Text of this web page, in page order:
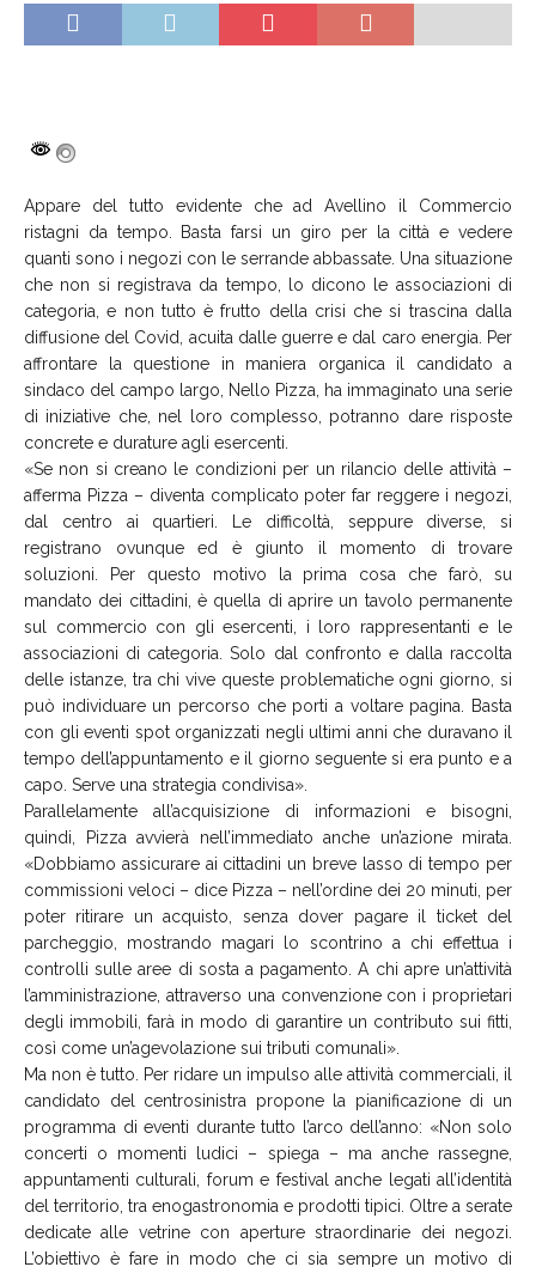
Appare del tutto evidente che ad Avellino il Commercio
ristagni da tempo. Basta farsi un giro per la città e vedere
quanti sono i negozi con le serrande abbassate. Una situazione
che non si registrava da tempo, lo dicono le associazioni di
categoria, e non tutto è frutto della crisi che si trascina dalla
diffusione del Covid, acuita dalle guerre e dal caro energia. Per
affrontare la questione in maniera organica il candidato a
sindaco del campo largo, Nello Pizza, ha immaginato una serie
di iniziative che, nel loro complesso, potranno dare risposte
concrete e durature agli esercenti.
«Se non si creano le condizioni per un rilancio delle attività –
afferma Pizza – diventa complicato poter far reggere i negozi,
dal centro ai quartieri. Le difficoltà, seppure diverse, si
registrano ovunque ed è giunto il momento di trovare
soluzioni. Per questo motivo la prima cosa che farò, su
mandato dei cittadini, è quella di aprire un tavolo permanente
sul commercio con gli esercenti, i loro rappresentanti e le
associazioni di categoria. Solo dal confronto e dalla raccolta
delle istanze, tra chi vive queste problematiche ogni giorno, si
può individuare un percorso che porti a voltare pagina. Basta
con gli eventi spot organizzati negli ultimi anni che duravano il
tempo dell’appuntamento e il giorno seguente si era punto e a
capo. Serve una strategia condivisa».
Parallelamente all’acquisizione di informazioni e bisogni,
quindi, Pizza avvierà nell’immediato anche un’azione mirata.
«Dobbiamo assicurare ai cittadini un breve lasso di tempo per
commissioni veloci – dice Pizza – nell’ordine dei 20 minuti, per
poter ritirare un acquisto, senza dover pagare il ticket del
parcheggio, mostrando magari lo scontrino a chi effettua i
controlli sulle aree di sosta a pagamento. A chi apre un’attività
l’amministrazione, attraverso una convenzione con i proprietari
degli immobili, farà in modo di garantire un contributo sui fitti,
così come un’agevolazione sui tributi comunali».
Ma non è tutto. Per ridare un impulso alle attività commerciali, il
candidato del centrosinistra propone la pianificazione di un
programma di eventi durante tutto l’arco dell’anno: «Non solo
concerti o momenti ludici – spiega – ma anche rassegne,
appuntamenti culturali, forum e festival anche legati all’identità
del territorio, tra enogastronomia e prodotti tipici. Oltre a serate
dedicate alle vetrine con aperture straordinarie dei negozi.
L’obiettivo è fare in modo che ci sia sempre un motivo di